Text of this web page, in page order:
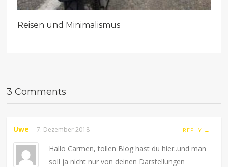
Reisen und Minimalismus
3 Comments
Uwe 7. Dezember 2018 REPLY →
Hallo Carmen, tollen Blog hast du hier..und man
soll ja nicht nur von deinen Darstellungen